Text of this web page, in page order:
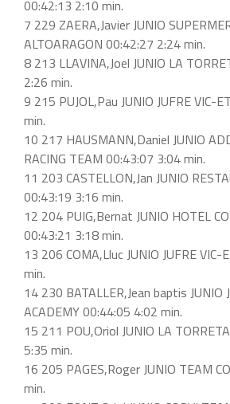
00:42:13 2:10 min.
7 229 ZAERA,Javier JUNIO
ALTOARAGON 00:42:27 2:24 min.
8 213 LLAVINA,Joel JUNIO LA
2:26 min.
9 215 PUJOL,Pau JUNIO JUFRE VIC-
min.
10 217 HAUSMANN,Daniel JUNIO
RACING TEAM 00:43:07 3:04 min.
11 203 CASTELLON,Jan JUNIO
00:43:19 3:16 min.
12 204 PUIG,Bernat JUNIO HOTEL
00:43:21 3:18 min.
13 206 COMA,Lluc JUNIO JUFRE
min.
14 230 BATALLER,Jean baptis JUNIO
ACADEMY 00:44:05 4:02 min.
15 211 POU,Oriol JUNIO LA
5:35 min.
16 205 PAGES,Roger JUNIO TEAM
min.